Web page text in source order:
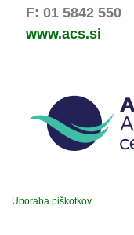
F: 01 5842 550
www.acs.si
Uporaba piškotkov